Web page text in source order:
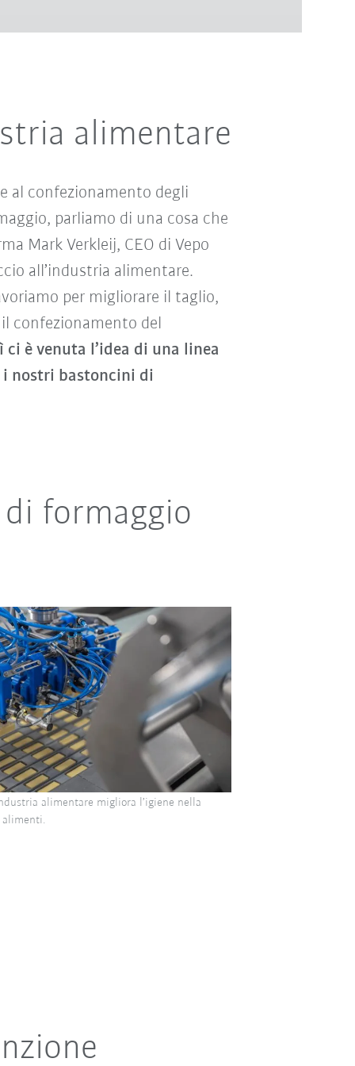
alimentare
al confezionamento degli
parliamo di una cosa che
Mark Verkleij, CEO di Vepo
all’industria alimentare.
per migliorare il taglio,
confezionamento del
ci è venuta l’idea di una linea
nostri bastoncini di
formaggio
alimentare migliora l’igiene nella
alimenti.